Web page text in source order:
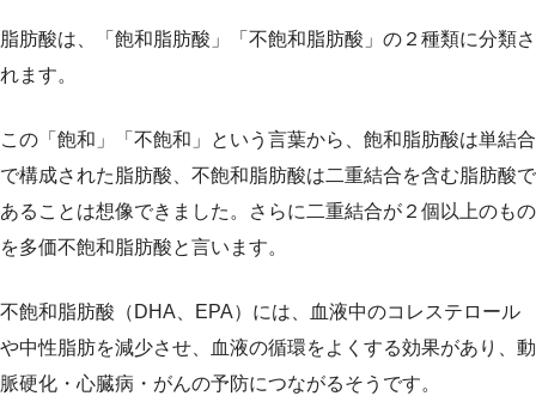
脂肪酸は、「飽和脂肪酸」「不飽和脂肪酸」の２種類に分類さ
れます。
この「飽和」「不飽和」という言葉から、飽和脂肪酸は単結合
で構成された脂肪酸、不飽和脂肪酸は二重結合を含む脂肪酸で
あることは想像できました。さらに二重結合が２個以上のもの
を多価不飽和脂肪酸と言います。
不飽和脂肪酸（DHA、EPA）には、血液中のコレステロール
や中性脂肪を減少させ、血液の循環をよくする効果があり、動
脈硬化・心臓病・がんの予防につながるそうです。